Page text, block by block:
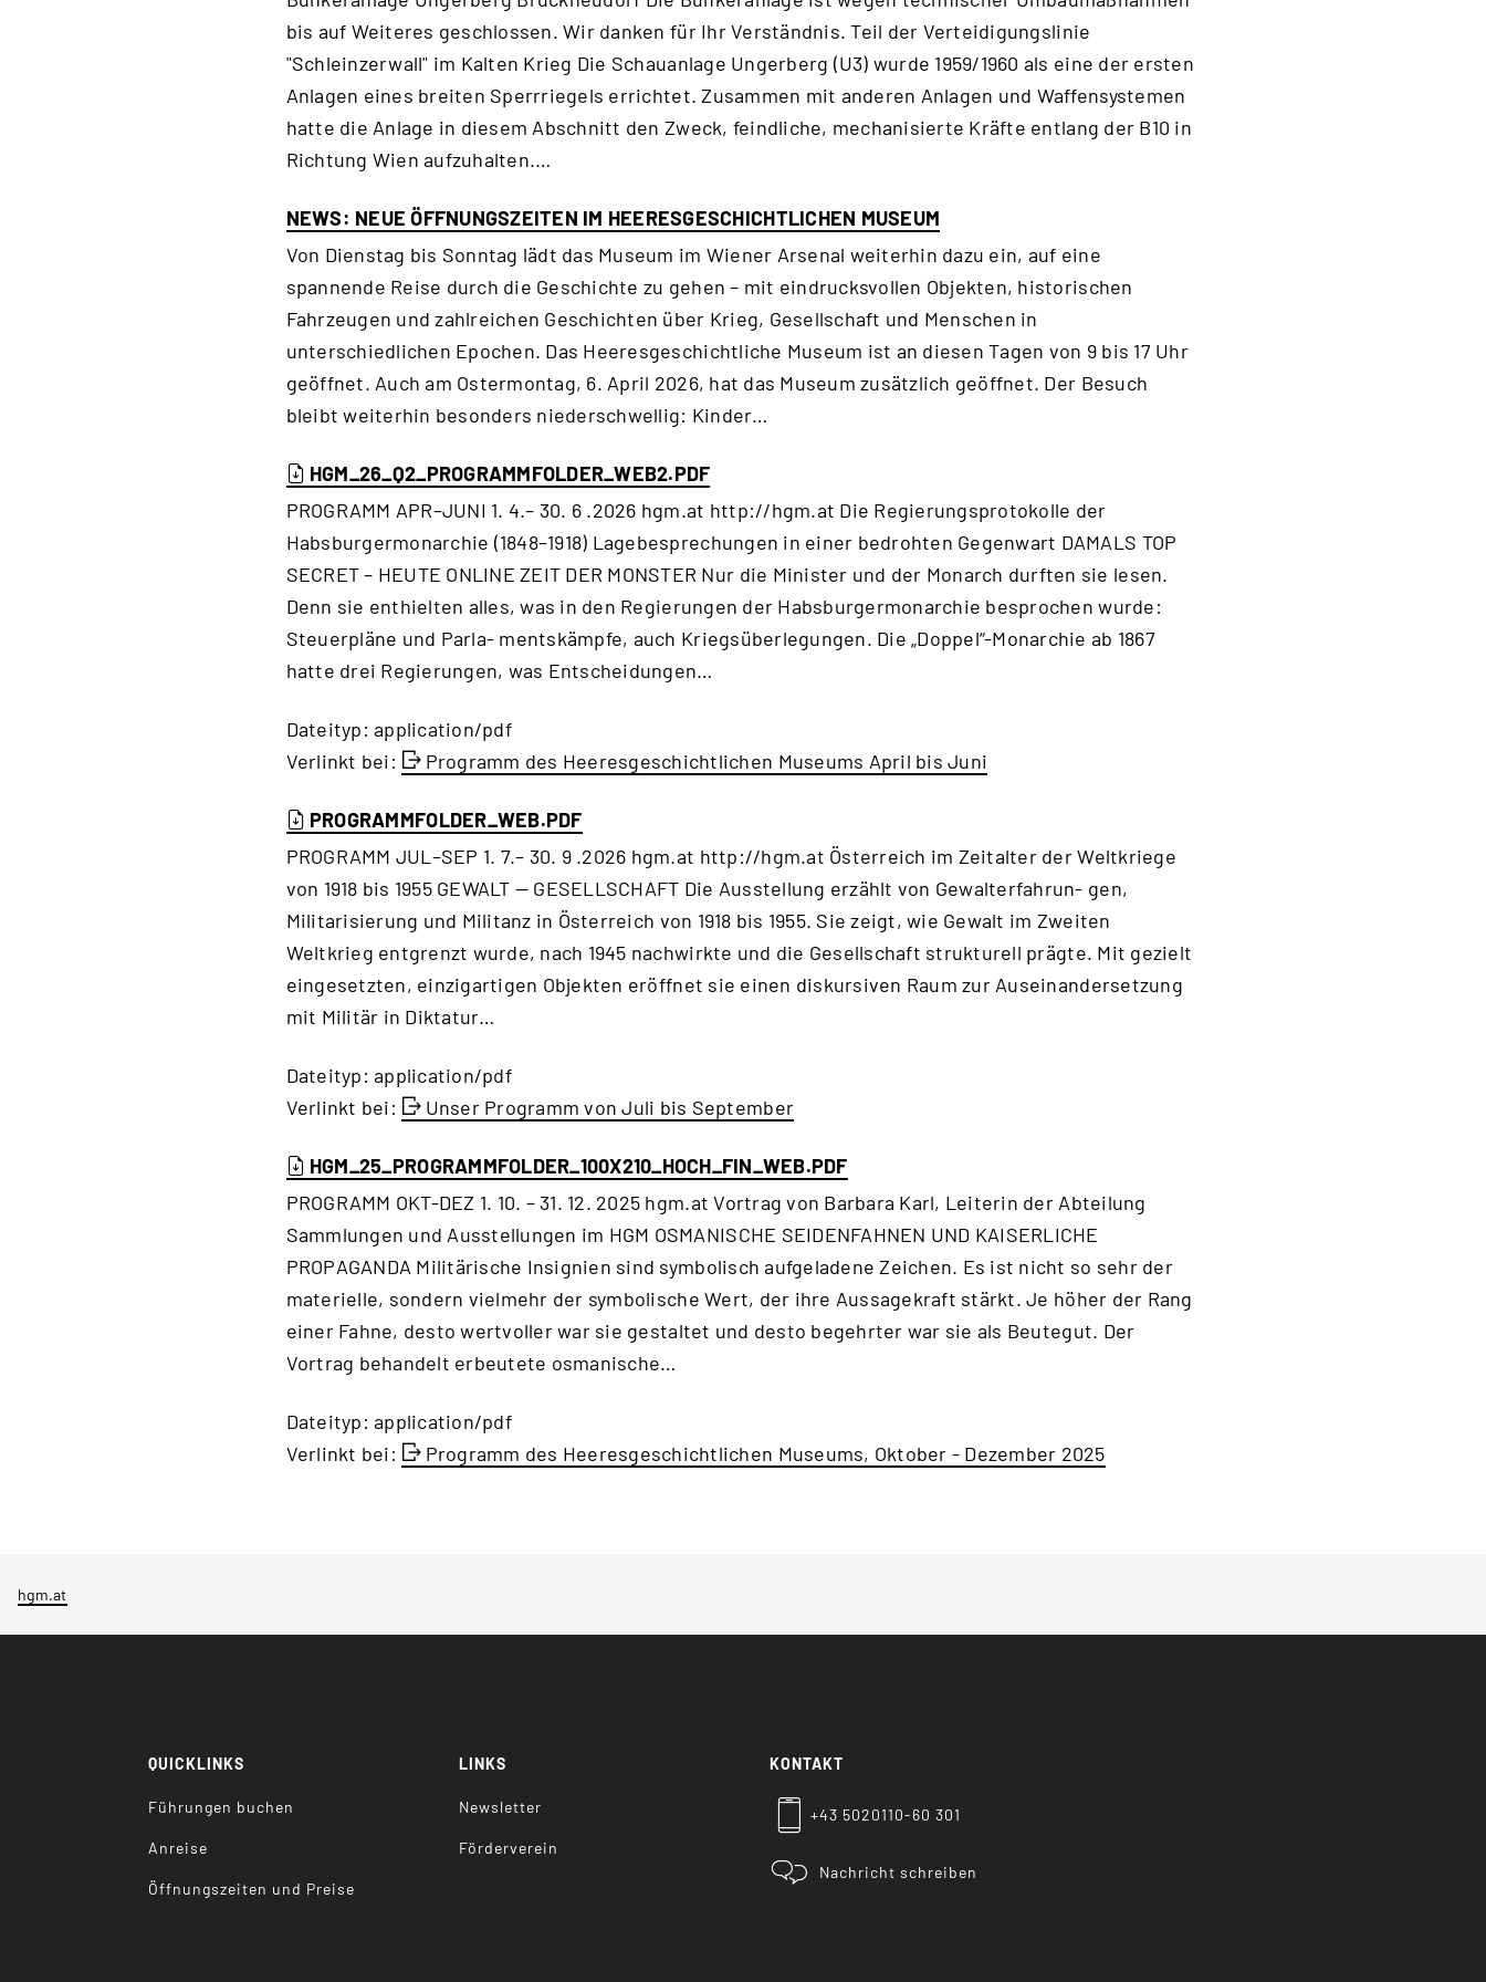
bis auf Weiteres geschlossen. Wir danken für Ihr Verständnis. Teil der Verteidigungslinie
"Schleinzerwall" im Kalten Krieg Die Schauanlage Ungerberg (U3) wurde 1959/1960 als eine der ersten
Anlagen eines breiten Sperrriegels errichtet. Zusammen mit anderen Anlagen und Waffensystemen
hatte die Anlage in diesem Abschnitt den Zweck, feindliche, mechanisierte Kräfte entlang der B10 in
Richtung Wien aufzuhalten.…
NEWS: NEUE ÖFFNUNGSZEITEN IM HEERESGESCHICHTLICHEN MUSEUM
Von Dienstag bis Sonntag lädt das Museum im Wiener Arsenal weiterhin dazu ein, auf eine
spannende Reise durch die Geschichte zu gehen – mit eindrucksvollen Objekten, historischen
Fahrzeugen und zahlreichen Geschichten über Krieg, Gesellschaft und Menschen in
unterschiedlichen Epochen. Das Heeresgeschichtliche Museum ist an diesen Tagen von 9 bis 17 Uhr
geöffnet. Auch am Ostermontag, 6. April 2026, hat das Museum zusätzlich geöffnet. Der Besuch
bleibt weiterhin besonders niederschwellig: Kinder…
HGM_26_Q2_PROGRAMMFOLDER_WEB2.PDF
PROGRAMM APR–JUNI 1. 4.– 30. 6 .2026 hgm.at http://hgm.at Die Regierungsprotokolle der
Habsburgermonarchie (1848–1918) Lagebesprechungen in einer bedrohten Gegenwart DAMALS TOP
SECRET – HEUTE ONLINE ZEIT DER MONSTER Nur die Minister und der Monarch durften sie lesen.
Denn sie enthielten alles, was in den Regierungen der Habsburgermonarchie besprochen wurde:
Steuerpläne und Parla- mentskämpfe, auch Kriegsüberlegungen. Die „Doppel“-Monarchie ab 1867
hatte drei Regierungen, was Entscheidungen…
Dateityp: application/pdf
Verlinkt bei:
Programm des Heeresgeschichtlichen Museums April bis Juni
PROGRAMMFOLDER_WEB.PDF
PROGRAMM JUL–SEP 1. 7.– 30. 9 .2026 hgm.at http://hgm.at Österreich im Zeitalter der Weltkriege
von 1918 bis 1955 GEWALT — GESELLSCHAFT Die Ausstellung erzählt von Gewalterfahrun- gen,
Militarisierung und Militanz in Österreich von 1918 bis 1955. Sie zeigt, wie Gewalt im Zweiten
Weltkrieg entgrenzt wurde, nach 1945 nachwirkte und die Gesellschaft strukturell prägte. Mit gezielt
eingesetzten, einzigartigen Objekten eröffnet sie einen diskursiven Raum zur Auseinandersetzung
mit Militär in Diktatur…
Dateityp: application/pdf
Verlinkt bei:
Unser Programm von Juli bis September
HGM_25_PROGRAMMFOLDER_100X210_HOCH_FIN_WEB.PDF
PROGRAMM OKT-DEZ 1. 10. – 31. 12. 2025 hgm.at Vortrag von Barbara Karl, Leiterin der Abteilung
Sammlungen und Ausstellungen im HGM OSMANISCHE SEIDENFAHNEN UND KAISERLICHE
PROPAGANDA Militärische Insignien sind symbolisch aufgeladene Zeichen. Es ist nicht so sehr der
materielle, sondern vielmehr der symbolische Wert, der ihre Aussagekraft stärkt. Je höher der Rang
einer Fahne, desto wertvoller war sie gestaltet und desto begehrter war sie als Beutegut. Der
Vortrag behandelt erbeutete osmanische…
Dateityp: application/pdf
Verlinkt bei:
Programm des Heeresgeschichtlichen Museums, Oktober - Dezember 2025
hgm.at
QUICKLINKS
Führungen buchen
Anreise
Öffnungszeiten und Preise
LINKS
Newsletter
Förderverein
KONTAKT
+43 5020110-60 301
Nachricht schreiben